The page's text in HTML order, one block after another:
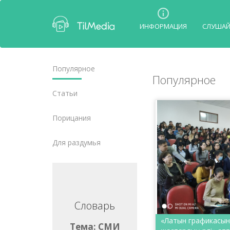
ИНФОРМАЦИЯ СЛУШАЙ
Популярное
Статьи
Порицания
Для раздумья
Словарь
Тема: СМИ
Популярное
«Латын графикасына